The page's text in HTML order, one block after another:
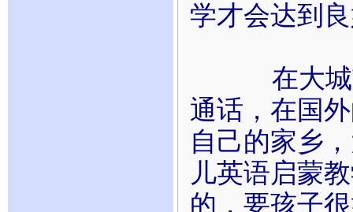
学才会达到
在大城市
通话，在国
自己的家乡
儿英语启蒙
的，要孩子